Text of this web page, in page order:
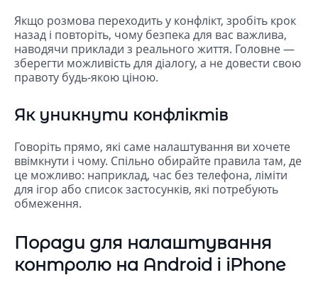
Якщо розмова переходить у конфлікт, зробіть крок
назад і повторіть, чому безпека для вас важлива,
наводячи приклади з реального життя. Головне —
зберегти можливість для діалогу, а не довести свою
правоту будь-якою ціною.
Як уникнути конфліктів
Говоріть прямо, які саме налаштування ви хочете
ввімкнути і чому. Спільно обирайте правила там, де
це можливо: наприклад, час без телефона, ліміти
для ігор або список застосунків, які потребують
обмеження.
Поради для налаштування
контролю на Android і iPhone